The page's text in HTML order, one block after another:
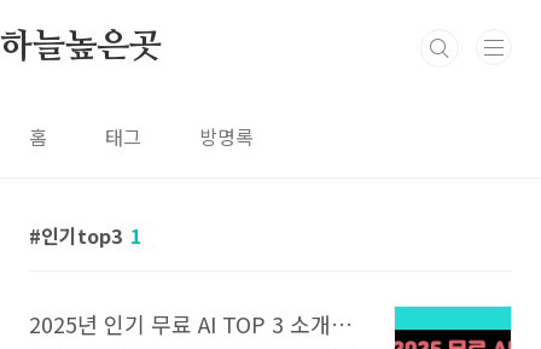
하늘높은곳
홈 태그 방명록
인기top3 1
2025년 인기 무료 AI TOP 3 소개합니다!